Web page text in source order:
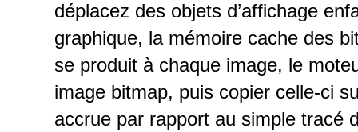
déplacez des objets d’affichage
graphique, la mémoire cache des
se produit à chaque image, le
image bitmap, puis copier celle-ci
accrue par rapport au simple tracé